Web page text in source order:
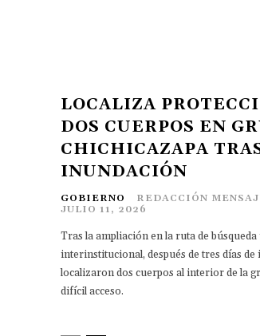
LOCALIZA
DOS CUERPOS EN
CHICHICAZAPA
INUNDACIÓN
GOBIERNO REDACCIÓN
JULIO 11, 2026
Tras la ampliación en la ruta de búsqueda
interinstitucional, después de tres días de
localizaron dos cuerpos al interior de la
difícil acceso.